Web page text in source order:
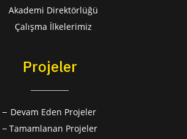
Akademi Direktörlüğü
Çalışma İlkelerimiz
Projeler
Devam Eden Projeler
Tamamlanan Projeler